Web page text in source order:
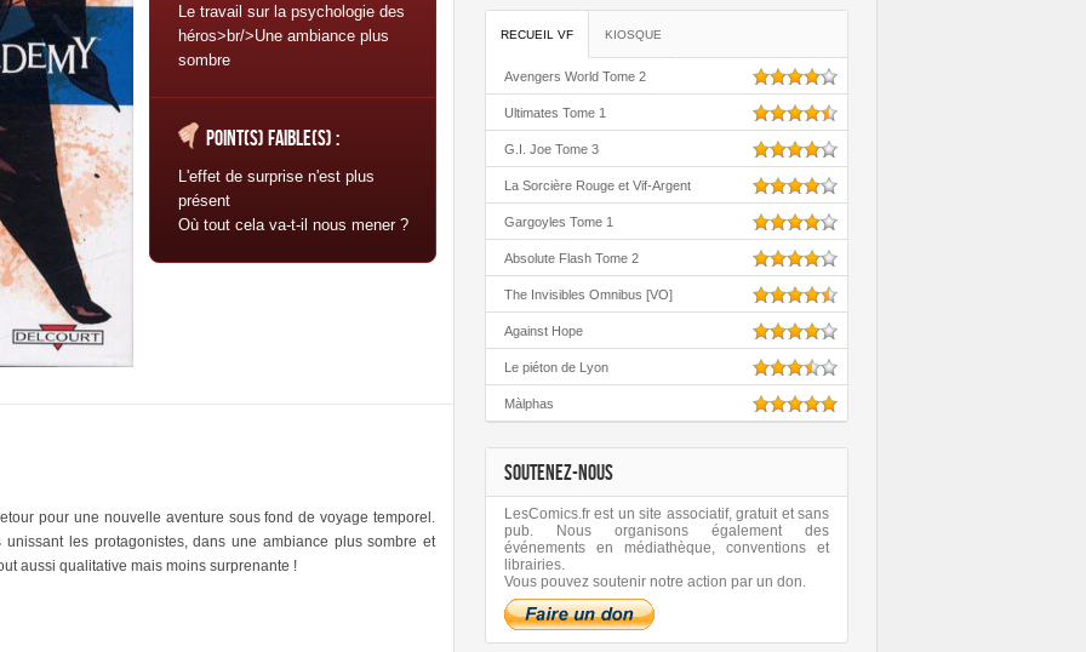
Le travail sur la psychologie des
héros>br/>Une ambiance plus
sombre
Point(s) faible(s) :
L'effet de surprise n'est plus
présent
Où tout cela va-t-il nous mener ?
pour une nouvelle aventure sous fond de voyage temporel.
les protagonistes, dans une ambiance plus sombre et
aussi qualitative mais moins surprenante !
RECUEIL VF KIOSQUE
Avengers World Tome 2
Ultimates Tome 1
G.I. Joe Tome 3
La Sorcière Rouge et Vif-Argent
Gargoyles Tome 1
Absolute Flash Tome 2
The Invisibles Omnibus [VO]
Against Hope
Le piéton de Lyon
Màlphas
SOUTENEZ-NOUS
LesComics.fr est un site associatif, gratuit et sans
pub. Nous organisons également des
événements en médiathèque, conventions et
librairies.
Vous pouvez soutenir notre action par un don.